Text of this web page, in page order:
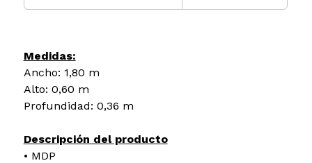
Medidas:
Ancho: 1,80 m
Alto: 0,60 m
Profundidad: 0,36 m
Descripción del producto
• MDP